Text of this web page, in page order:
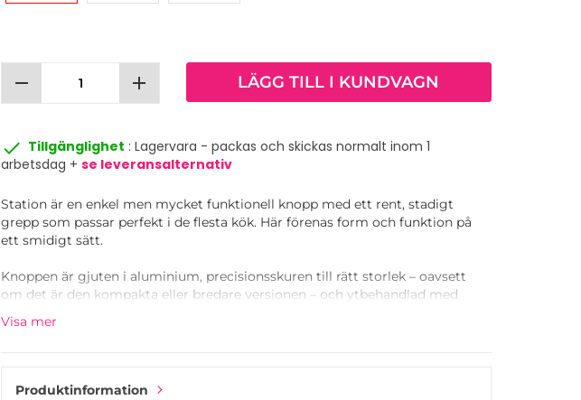
remove add LÄGG TILL I KUNDVAGN
done Tillgänglighet : Lagervara - packas och skickas normalt inom 1
arbetsdag + se leveransalternativ
Station är en enkel men mycket funktionell knopp med ett rent, stadigt
grepp som passar perfekt i de flesta kök. Här förenas form och funktion på
ett smidigt sätt.
Knoppen är gjuten i aluminium, precisionsskuren till rätt storlek – oavsett
om det är den kompakta eller bredare versionen – och ytbehandlad med
borstad matt svart lack för lång hållbarhet.
mindre skåp.
Visa mer
Produktinformation